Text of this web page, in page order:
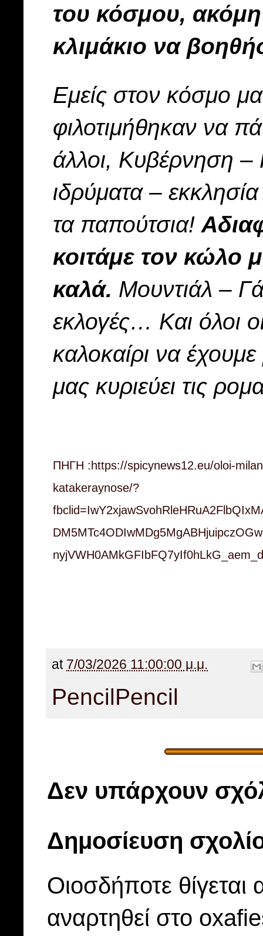
του κόσμου, ακόμη
κλιμάκιο να
Εμείς στον κόσμο
φιλοτιμήθηκαν να
άλλοι, Κυβέρνηση –
ιδρύματα –
τα παπούτσια!
κοιτάμε τον κώλο
καλά. Μουντιάλ –
εκλογές… Και όλοι
καλοκαίρι να
μας κυριεύει τις
ΠΗΓΗ : https://spicynews12.eu/oloi-
katakeraynose/?
at 7/03/2026 11:00:00 μ.μ.
PencilPencil
Δεν υπάρχουν
Δημοσίευση
Οιοσδήποτε
αναρτηθεί στο